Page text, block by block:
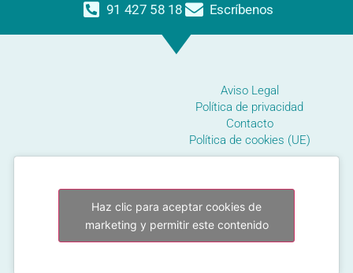
91 427 58 18 Escríbenos
Aviso Legal
Política de privacidad
Contacto
Política de cookies (UE)
Haz clic para aceptar cookies de
marketing y permitir este contenido